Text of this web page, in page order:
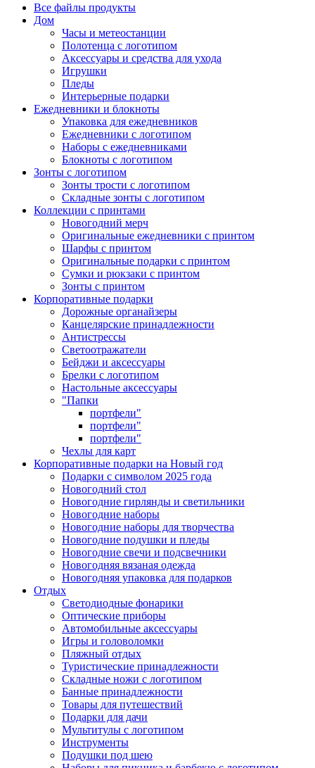
Все файлы продукты
Дом
Часы и метеостанции
Полотенца с логотипом
Аксессуары и средства для ухода
Игрушки
Пледы
Интерьерные подарки
Ежедневники и блокноты
Упаковка для ежедневников
Ежедневники с логотипом
Наборы с ежедневниками
Блокноты с логотипом
Зонты с логотипом
Зонты трости с логотипом
Складные зонты с логотипом
Коллекции с принтами
Новогодний мерч
Оригинальные ежедневники с принтом
Шарфы с принтом
Оригинальные подарки с принтом
Сумки и рюкзаки с принтом
Зонты с принтом
Корпоративные подарки
Дорожные органайзеры
Канцелярские принадлежности
Антистрессы
Светоотражатели
Бейджи и аксессуары
Брелки с логотипом
Настольные аксессуары
"Папки
портфели"
портфели"
портфели"
Чехлы для карт
Корпоративные подарки на Новый год
Подарки с символом 2025 года
Новогодний стол
Новогодние гирлянды и светильники
Новогодние наборы
Новогодние наборы для творчества
Новогодние подушки и пледы
Новогодние свечи и подсвечники
Новогодняя вязаная одежда
Новогодняя упаковка для подарков
Отдых
Светодиодные фонарики
Оптические приборы
Автомобильные аксессуары
Игры и головоломки
Пляжный отдых
Туристические принадлежности
Складные ножи с логотипом
Банные принадлежности
Товары для путешествий
Подарки для дачи
Мультитулы с логотипом
Инструменты
Подушки под шею